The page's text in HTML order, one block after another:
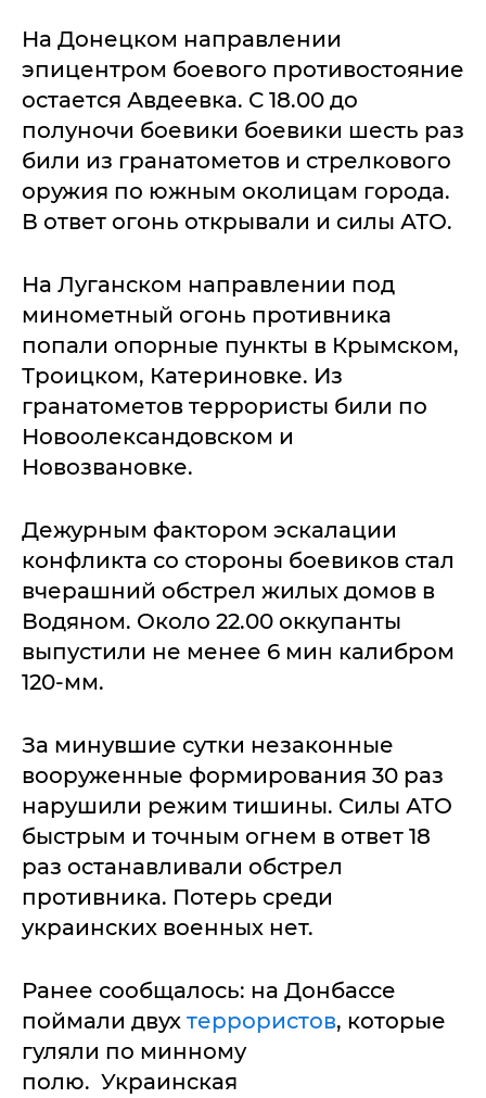
На Донецком направлении
эпицентром боевого противостояние
остается Авдеевка. С 18.00 до
полуночи боевики боевики шесть раз
били из гранатометов и стрелкового
оружия по южным околицам города.
В ответ огонь открывали и силы АТО.
На Луганском направлении под
минометный огонь противника
попали опорные пункты в Крымском,
Троицком, Катериновке. Из
гранатометов террористы били по
Новоолександовском и
Новозвановке.
Дежурным фактором эскалации
конфликта со стороны боевиков стал
вчерашний обстрел жилых домов в
Водяном. Около 22.00 оккупанты
выпустили не менее 6 мин калибром
120-мм.
За минувшие сутки незаконные
вооруженные формирования 30 раз
нарушили режим тишины. Силы АТО
быстрым и точным огнем в ответ 18
раз останавливали обстрел
противника. Потерь среди
украинских военных нет.
Ранее сообщалось: на Донбассе
поймали двух террористов, которые
гуляли по минному
полю. Украинская